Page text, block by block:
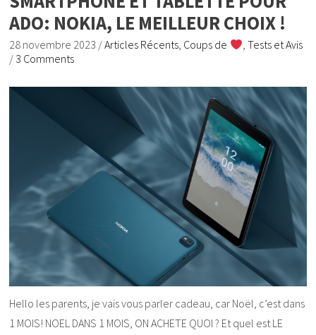
ADO: NOKIA, LE MEILLEUR CHOIX !
28 novembre 2023 /Articles Récents, Coups de , Tests et Avis
/ 3 Comments
Hello les parents, je vais vous parler cadeau, car Noël, c’est dans
1 MOIS! NOEL DANS 1 MOIS, ON ACHETE QUOI ? Et quel est LE